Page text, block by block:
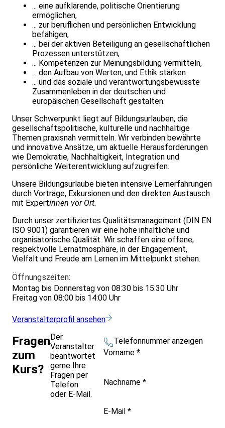
... eine aufklärende, politische Orientierung
ermöglichen,
... zur beruflichen und persönlichen Entwicklung
befähigen,
... bei der aktiven Beteiligung an gesellschaftlichen
Prozessen unterstützen,
... Kompetenzen zur Meinungsbildung vermitteln,
... den Aufbau von Werten, und Ethik stärken
... und das soziale und verantwortungsbewusste
Zusammenleben in der deutschen und
europäischen Gesellschaft gestalten.
Unser Schwerpunkt liegt auf Bildungsurlauben, die
gesellschaftspolitische, kulturelle und nachhaltige
Themen praxisnah vermitteln. Wir verbinden bewährte
und innovative Ansätze, um aktuelle Herausforderungen
wie Demokratie, Nachhaltigkeit, Integration und
persönliche Weiterentwicklung aufzugreifen.
Unsere Bildungsurlaube bieten intensive Lernerfahrungen
durch Vorträge, Exkursionen und den direkten Austausch
mit Expertinnen vor Ort.
Durch unser zertifiziertes Qualitätsmanagement (DIN EN
ISO 9001) garantieren wir eine hohe inhaltliche und
organisatorische Qualität. Wir schaffen eine offene,
respektvolle Lernatmosphäre, in der Engagement,
Vielfalt und Freude am Lernen im Mittelpunkt stehen.
Öffnungszeiten:
Montag bis Donnerstag von 08:30 bis 15:30 Uhr
Freitag von 08:00 bis 14:00 Uhr
Veranstalterprofil ansehen
Fragen
zum
Kurs?
Der
Veranstalter
beantwortet
gerne Ihre
Fragen per
Telefon
oder E-Mail.
Telefonnummer anzeigen
Vorname *
Nachname *
E-Mail *